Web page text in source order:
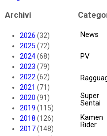
Archivi
2026 (32)
2025 (72)
2024(68)
2023 (79)
2022(62)
2021 (71)
2020 (91)
2019 (115)
2018 (126)
2017(148)
News
PV
Super
Sentai
Kamen
Rider